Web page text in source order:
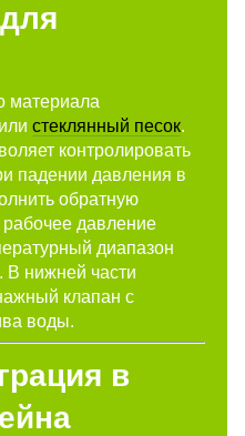
материала
или стеклянный песок.
контролировать
падении давления в
обратную
давление
диапазон
нижней части
клапан с
воды.
в